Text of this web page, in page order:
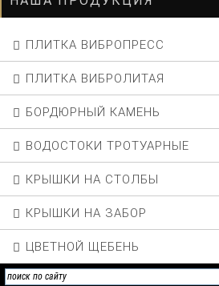
ПЛИТКА ВИБРОПРЕСС
ПЛИТКА ВИБРОЛИТАЯ
БОРДЮРНЫЙ КАМЕНЬ
ВОДОСТОКИ ТРОТУАРНЫЕ
КРЫШКИ НА СТОЛБЫ
КРЫШКИ НА ЗАБОР
ЦВЕТНОЙ ЩЕБЕНЬ